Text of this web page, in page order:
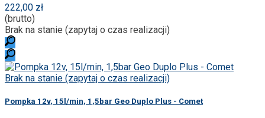
222,00 zł
(brutto)
Brak na stanie (zapytaj o czas realizacji)
Brak na stanie (zapytaj o czas realizacji)
Pompka 12v, 15l/min, 1,5bar Geo Duplo Plus - Comet